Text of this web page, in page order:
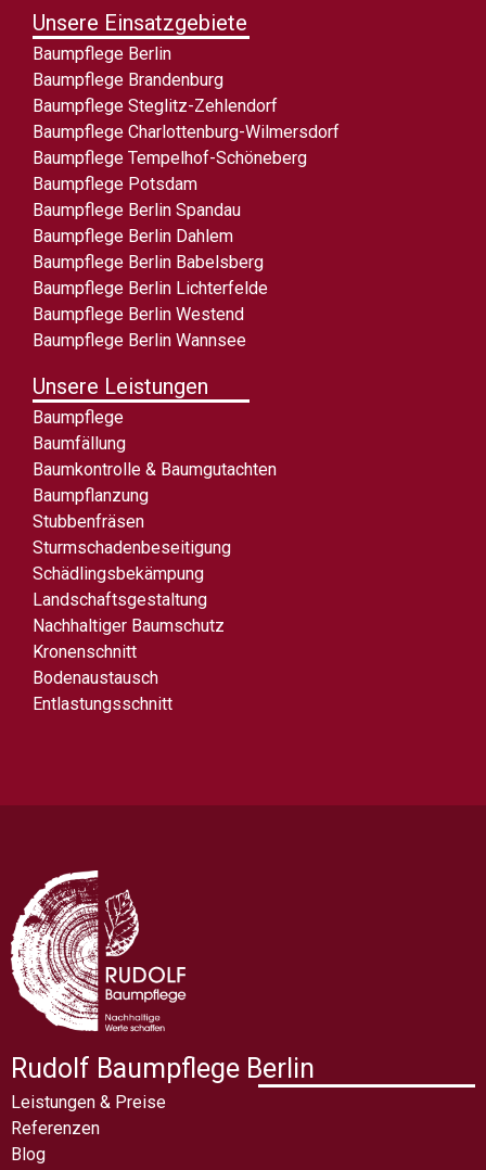
Unsere Einsatzgebiete
Baumpflege Berlin
Baumpflege Brandenburg
Baumpflege Steglitz-Zehlendorf
Baumpflege Charlottenburg-Wilmersdorf
Baumpflege Tempelhof-Schöneberg
Baumpflege Potsdam
Baumpflege Berlin Spandau
Baumpflege Berlin Dahlem
Baumpflege Berlin Babelsberg
Baumpflege Berlin Lichterfelde
Baumpflege Berlin Westend
Baumpflege Berlin Wannsee
Unsere Leistungen
Baumpflege
Baumfällung
Baumkontrolle & Baumgutachten
Baumpflanzung
Stubbenfräsen
Sturmschadenbeseitigung
Schädlingsbekämpung
Landschaftsgestaltung
Nachhaltiger Baumschutz
Kronenschnitt
Bodenaustausch
Entlastungsschnitt
Rudolf Baumpflege Berlin
Leistungen & Preise
Referenzen
Blog